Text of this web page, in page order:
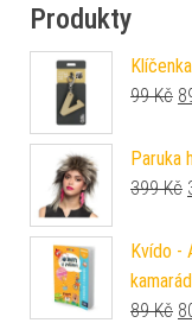
Produkty
99Kč
Paruka
399Kč
Kvído -
89Kč